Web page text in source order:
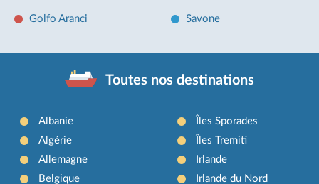
Golfo Aranci Savone
Toutes nos destinations
Albanie
Algérie
Allemagne
Belgique
Îles Sporades
Îles Tremiti
Irlande
Irlande du Nord